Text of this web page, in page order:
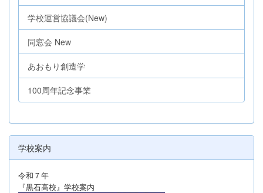
学校運営協議会(New)
同窓会 New
あおもり創造学
100周年記念事業
学校案内
令和７年
『黒石高校』学校案内